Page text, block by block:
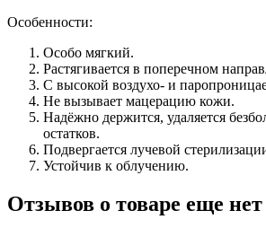
Особенности:
Особо мягкий.
Растягивается в поперечном
С высокой воздухо- и
Не вызывает мацерацию кожи.
Надёжно держится, удаляется
остатков.
Подвергается лучевой
Устойчив к облучению.
Отзывов о товаре еще нет